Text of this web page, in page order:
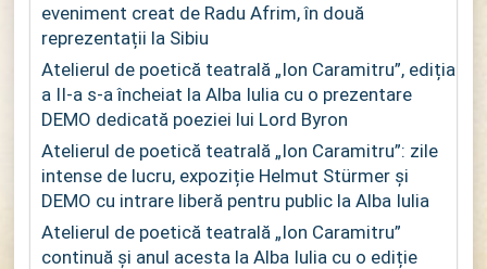
eveniment creat de Radu Afrim, în două
reprezentații la Sibiu
Atelierul de poetică teatrală „Ion Caramitru”, ediția
a II-a s-a încheiat la Alba Iulia cu o prezentare
DEMO dedicată poeziei lui Lord Byron
Atelierul de poetică teatrală „Ion Caramitru”: zile
intense de lucru, expoziție Helmut Stürmer și
DEMO cu intrare liberă pentru public la Alba Iulia
Atelierul de poetică teatrală „Ion Caramitru”
continuă și anul acesta la Alba Iulia cu o ediție